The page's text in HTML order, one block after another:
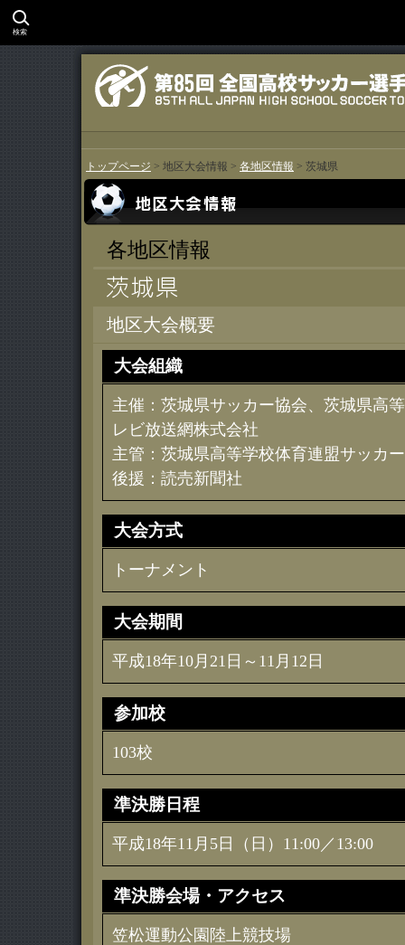
検索
トップページ > 地区大会情報 > 各地区情報 > 茨城県
各地区情報
地区大会概要
大会組織
主催：茨城県サッカー協会、茨城県高
レビ放送網株式会社
主管：茨城県高等学校体育連盟サッカ
後援：読売新聞社
大会方式
トーナメント
大会期間
平成18年10月21日～11月12日
参加校
103校
準決勝日程
平成18年11月5日（日）11:00／13:00
準決勝会場・アクセス
笠松運動公園陸上競技場